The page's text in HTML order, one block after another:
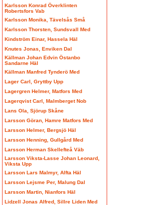
Karlsson Konrad Överklinten
Robertsfors Vab
Karlsson Monika, Tävelsås Små
Karlsson Thorsten, Sundsvall Med
Kindström Einar, Hassela Häl
Knutes Jonas, Enviken Dal
Källman Johan Edvin Östanbo
Sandarne Häl
Källman Manfred Tynderö Med
Lager Carl, Gryttby Upp
Lagergren Helmer, Matfors Med
Lagerqvist Carl, Malmberget Nob
Lans Ola, Sjörup Skåne
Larsson Göran, Hamre Matfors Med
Larsson Helmer, Bergsjö Häl
Larsson Henning, Gullgård Med
Larsson Herman Skellefteå Väb
Larsson Viksta-Lasse Johan Leonard,
Viksta Upp
Larsson Lars Malmyr, Alfta Häl
Larsson Lejsme Per, Malung Dal
Larsson Martin, Nianfors Häl
Lidzell Jonas Alfred, Sillre Liden Med